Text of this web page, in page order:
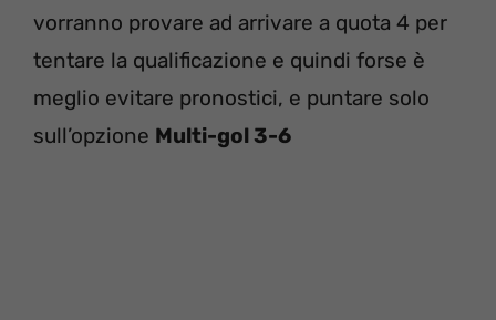
vorranno provare ad arrivare a quota 4 per
tentare la qualificazione e quindi forse è
meglio evitare pronostici, e puntare solo
sull’opzione Multi-gol 3-6